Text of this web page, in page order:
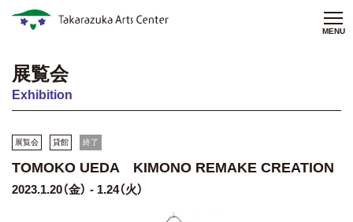
MENU
展覧会
Exhibition
展覧会 貸館 終了
TOMOKO UEDA KIMONO REMAKE CREATION
2023.1.20（金） - 1.24（火）